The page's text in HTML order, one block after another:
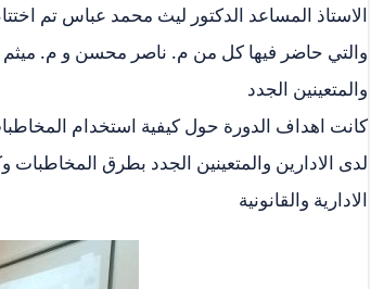
الاستاذ المساعد الدكتور ليث محمد عباس تم
والتي حاضر فيها كل من م. ناصر محسن و م. ميثم
والمتعينين الجدد
كانت اهداف الدورة حول كيفية استخدام المخاطبات
لدى الادارين والمتعينين الجدد بطرق المخاطبات
الادارية والقانونية